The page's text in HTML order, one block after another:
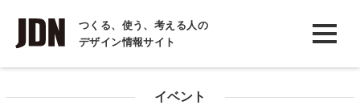
つくる、使う、考える人の
デザイン情報サイト
INTERVIEW
インタビュー
イベント